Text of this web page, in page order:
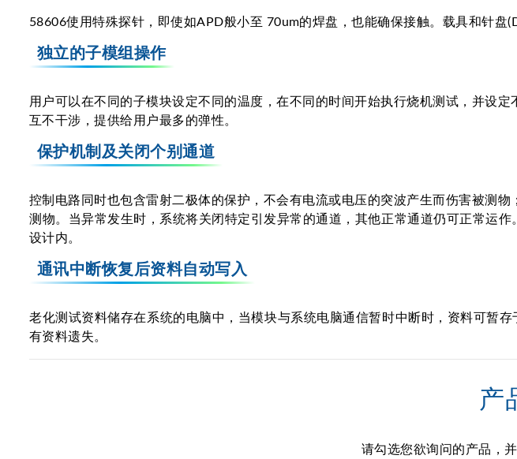
58606使用特殊探针，即使如APD般小至 70um的焊盘，也能确保接触。载具和针盘
独立的子模组操作
用户可以在不同的子模块设定不同的温度，在不同的时间开始执行烧机测试，并设
互不干涉，提供给用户最多的弹性。
保护机制及关闭个别通道
控制电路同时也包含雷射二极体的保护，不会有电流或电压的突波产生而伤害被测
测物。当异常发生时，系统将关闭特定引发异常的通道，其他正常通道仍可正常运
设计内。
通讯中断恢复后资料自动写入
老化测试资料储存在系统的电脑中，当模块与系统电脑通信暂时中断时，资料可暂
有资料遗失。
产
请勾选您欲询问的产品，